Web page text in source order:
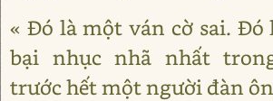
« Đó là một ván cờ sai. Đó
bại nhục nhã nhất
trước hết một người đàn